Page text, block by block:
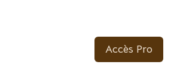
Accès Pro